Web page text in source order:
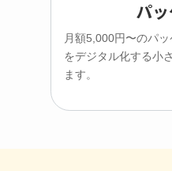
パ
月額5,000円〜のパ
をデジタル化する小
ます。